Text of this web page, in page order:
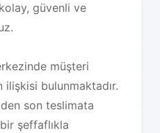
güvenli ve
müşteri
bulunmaktadır.
son teslimata
şeffaflıkla